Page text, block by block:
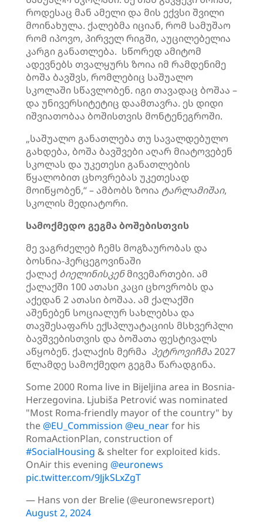
როდესაც მან ამელი და მის ექვსი შვილი
მოინახულა. ქალებმა იციან, რომ სამუშაო
რომ იპოვო, პირველ რიგში, აუცილებელია
კარგი განათლება. სწორედ ამიტომ
ადევნებს თვალყურს ზოია იმ რამდენიმე
ბოშა ბავშვს, რომლებიც საშუალო
სკოლაში სწავლობენ. იგი თავადაც ბოშაა –
და უნივერსიტეტიც დაამთავრა. ეს დიდი
იშვიათობაა ბოშისთვის მონტენეგროში.
„საშუალო განათლება თუ სავალდებულო
გახდება, ბოშა ბავშვები აღარ მიატოვებენ
სკოლას და უკეთესი განათლების
წყალობით ცხოვრებას უკეთესად
მოიწყობენ,“ – ამბობს ზოია ტარლამიშაი,
სკოლის მედიატორი.
სამოქმედო გეგმა ბოშებისთვის
მე ვაგრძელებ ჩემს მოგზაურობას და
ბოსნია-ჰერცეგოვინაში
ქალაქ ბიელინისკენმივემართები. ამ
ქალაქში 100 ათასი კაცი ცხოვრობს და
აქედან 2 ათასი ბოშაა. ამ ქალაქში
აშენებენ სოციალურ სახლებსა და
თავშესაფარს ექსპლუატაციის მსხვერპლი
ბავშვებისთვის და ბოშათა ფესტივალს
აწყობენ. ქალაქის მერმა პეტროვიჩმა2027
წლამდე სამოქმედო გეგმა წარადგინა.
Some 2000 Roma live in Bijeljina area in Bosnia-
Herzegovina. Ljubiša Petrović was nominated
"Most Roma-friendly mayor of the country" by
the @EU_Commission @eu_nearfor his
RomaActionPlan, construction of
#SocialHousing & shelter for exploited kids.
OnAir this evening @euronews
pic.twitter.com/9JjkSLxZgT
— Hans von der Brelie (@euronewsreport)
August 2, 2024